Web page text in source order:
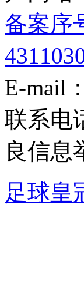
备案序
E-mail
联系电
良信息
足球皇